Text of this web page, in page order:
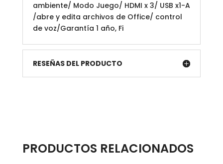
ambiente/ Modo Juego/ HDMI x 3/ USB x1-A
/abre y edita archivos de Office/ control
de voz/Garantía 1 año, Fi
RESEÑAS DEL PRODUCTO
PRODUCTOS RELACIONADOS